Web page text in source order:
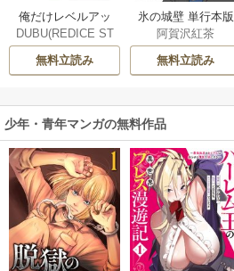
俺だけレベルアッ
プな件
DUBU(REDICE ST
UDIO)
/ Chugong
h-goon
無料立読み
氷の城壁 単行本版
【フルカラー】
阿賀沢紅茶
無料立読み
少年・青年マンガの無料作品